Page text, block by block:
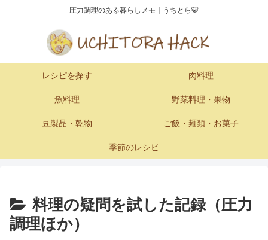
圧力調理のある暮らしメモ｜うちとら🐯
レシピを探す 肉料理
魚料理 野菜料理・果物
豆製品・乾物 ご飯・麺類・お菓子
季節のレシピ
料理の疑問を試した記録（圧力
調理ほか）